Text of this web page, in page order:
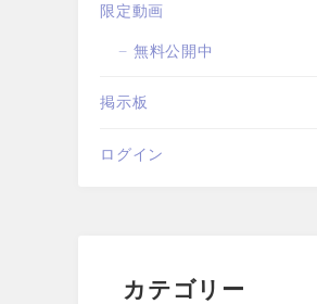
限定動画
無料公開中
掲示板
ログイン
カテゴリー